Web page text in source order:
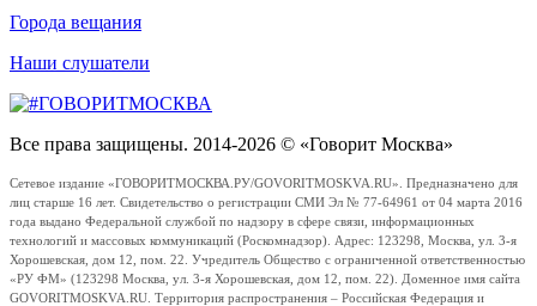
Города вещания
Наши слушатели
Все права защищены. 2014-2026 © «Говорит Москва»
Сетевое издание «ГОВОРИТМОСКВА.РУ/GOVORITMOSKVA.RU». Предназначено для
лиц старше 16 лет. Свидетельство о регистрации СМИ Эл № 77-64961 от 04 марта 2016
года выдано Федеральной службой по надзору в сфере связи, информационных
технологий и массовых коммуникаций (Роскомнадзор). Адрес: 123298, Москва, ул. 3-я
Хорошевская, дом 12, пом. 22. Учредитель Общество с ограниченной ответственностью
«РУ ФМ» (123298 Москва, ул. 3-я Хорошевская, дом 12, пом. 22). Доменное имя сайта
GOVORITMOSKVA.RU. Территория распространения – Российская Федерация и